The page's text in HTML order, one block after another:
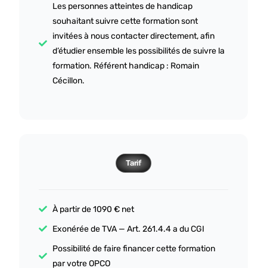
Les personnes atteintes de handicap
souhaitant suivre cette formation sont
invitées à nous contacter directement, afin
d’étudier ensemble les possibilités de suivre la
formation. Référent handicap : Romain
Cécillon.
Tarif
À partir de 1090 € net
Exonérée de TVA — Art. 261.4.4 a du CGI
Possibilité de faire financer cette formation
par votre OPCO